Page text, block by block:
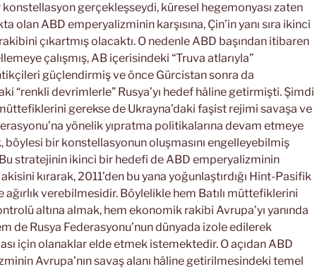
konstellasyon gerçekleşseydi, küresel hegemonyası zaten
olan ABD emperyalizminin karşısına, Çin’in yanı sıra ikinci
çıkartmış olacaktı. O nedenle ABD başından itibaren
çalışmış, AB içerisindeki “Truva atlarıyla”
güçlendirmiş ve önce Gürcistan sonra da
“renkli devrimlerle” Rusya’yı hedef hâline getirmişti. Şimdi
gerekse de Ukrayna’daki faşist rejimi savaşa ve
yönelik yıpratma politikalarına devam etmeye
böylesi bir konstellasyonun oluşmasını engelleyebilmiş
stratejinin ikinci bir hedefi de ABD emperyalizminin
kırarak, 2011’den bu yana yoğunlaştırdığı Hint-Pasifik
ağırlık verebilmesidir. Böylelikle hem Batılı müttefiklerini
altına almak, hem ekonomik rakibi Avrupa’yı yanında
de Rusya Federasyonu’nun dünyada izole edilerek
için olanaklar elde etmek istemektedir. O açıdan ABD
Avrupa’nın savaş alanı hâline getirilmesindeki temel